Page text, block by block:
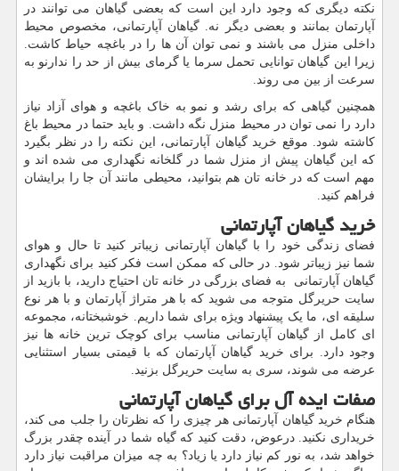
نکته دیگری که وجود دارد این است که بعضی گیاهان می توانند در
آپارتمان بمانند و بعضی دیگر نه. گیاهان آپارتمانی، مخصوص محیط
داخلی منزل می باشند و نمی توان آن ها را در باغچه حیاط کاشت.
زیرا این گیاهان توانایی تحمل سرما یا گرمای بیش از حد را ندارنو به
سرعت از بین می روند.
همچنین گیاهی که برای رشد و نمو به خاک باغچه و هوای آزاد نیاز
دارد را نمی توان در محیط منزل نگه داشت. و باید حتما در محیط باغ
کاشته شود. موقع خرید گیاهان آپارتمانی، این نکته را در نظر بگیرد
که این گیاهان پیش از منزل شما در گلخانه نگهداری می شده اند و
مهم است که در خانه تان هم بتوانید، محیطی مانند آن جا را برایشان
فراهم کنید.
خرید گیاهان آپارتمانی
فضای زندگی خود را با گیاهان آپارتمانی زیباتر کنید تا حال و هوای
شما نیز زیباتر شود. در حالی که ممکن است فکر کنید برای نگهداری
گیاهان آپارتمانی به فضای بزرگی در خانه تان احتیاج دارید، با بازید از
سایت حریرگل متوجه می شوید که با هر متراژ آپارتمان و با هر نوع
سلیقه ای، ما یک پیشنهاد ویژه برای شما داریم. خوشبختانه، مجموعه
ای کامل از گیاهان آپارتمانی مناسب برای کوچک ترین خانه ها نیز
وجود دارد. برای خرید گیاهان آپارتمان که با قیمتی بسیار استثنایی
عرضه می شوند، سری به سایت حریرگل بزنید.
صفات ایده آل برای گیاهان آپارتمانی
هنگام خرید گیاهان آپارتمانی هر چیزی را که نظرتان را جلب می کند،
خریداری نکنید. درعوض، دقت کنید که گیاه شما در آینده چقدر بزرگ
خواهد شد، به نور کم نیاز دارد یا زیاد؟ به چه میزان مراقبت نیاز دارد